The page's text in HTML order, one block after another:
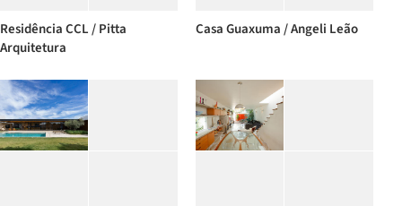
Residência CCL / Pitta
Arquitetura
Casa Guaxuma / Angeli Leão